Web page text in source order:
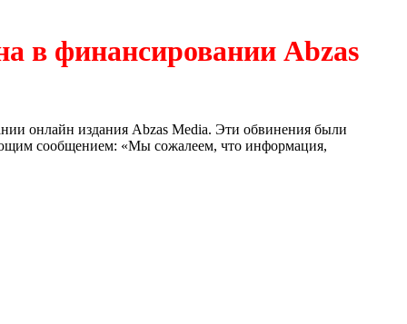
в финансировании Abzas
онлайн издания Abzas Media. Эти обвинения были
сообщением: «Мы сожалеем, что информация,